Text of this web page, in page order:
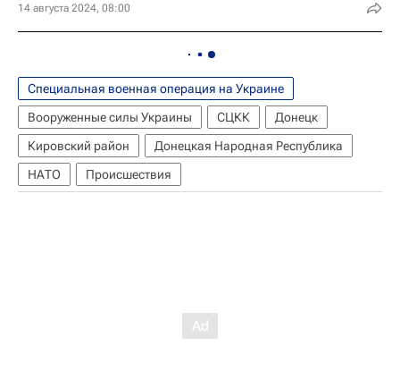
14 августа 2024, 08:00
Специальная военная операция на Украине
Вооруженные силы Украины
СЦКК
Донецк
Кировский район
Донецкая Народная Республика
НАТО
Происшествия